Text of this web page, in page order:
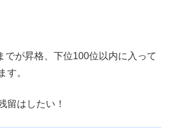
でが昇格、下位100位以内に入って
す。
留はしたい！